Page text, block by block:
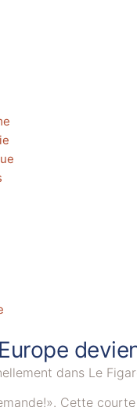
dans Le
Cette